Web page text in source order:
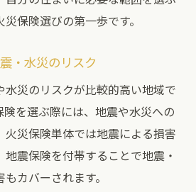
保険選びの第一歩です。
・水災のリスク
水災のリスクが比較的高い地域で
を選ぶ際には、地震や水災への
災保険単体では地震による損害
震保険を付帯することで地震・
カバーされます。